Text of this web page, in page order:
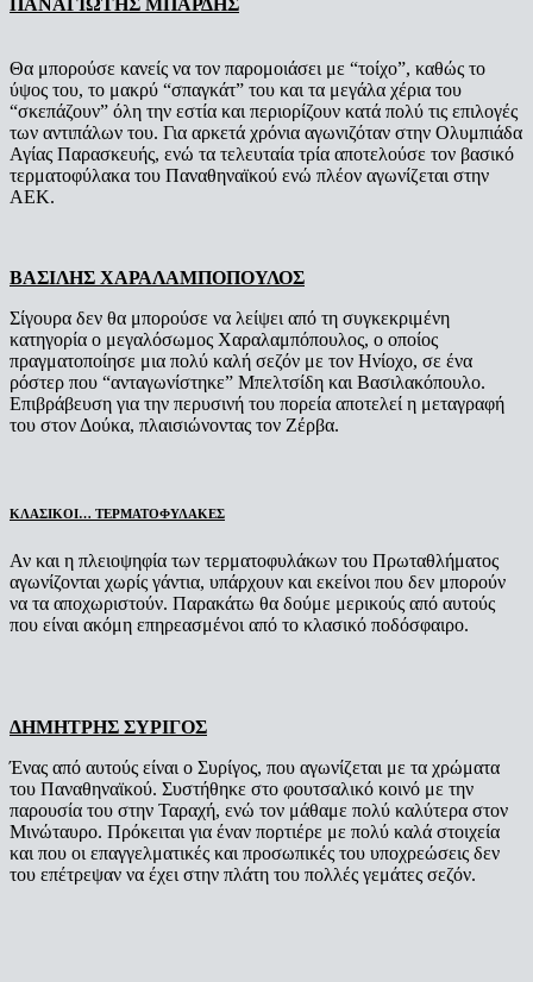
ΠΑΝΑΓΙΩΤΗΣ ΜΠΑΡΔΗΣ
Θα μπορούσε κανείς να τον παρομοιάσει με “τοίχο”, καθώς το
ύψος του, το μακρύ “σπαγκάτ” του και τα μεγάλα χέρια του
“σκεπάζουν” όλη την εστία και περιορίζουν κατά πολύ τις επιλογές
των αντιπάλων του. Για αρκετά χρόνια αγωνιζόταν στην Ολυμπιάδα
Αγίας Παρασκευής, ενώ τα τελευταία τρία αποτελoύσε τον βασικό
τερματοφύλακα του Παναθηναϊκού ενώ πλέον αγωνίζεται στην
ΑΕΚ.
ΒΑΣΙΛΗΣ ΧΑΡΑΛΑΜΠΟΠΟΥΛΟΣ
Σίγουρα δεν θα μπορούσε να λείψει από τη συγκεκριμένη
κατηγορία ο μεγαλόσωμος Χαραλαμπόπουλος, ο οποίος
πραγματοποίησε μια πολύ καλή σεζόν με τον Ηνίοχο, σε ένα
ρόστερ που “ανταγωνίστηκε” Μπελτσίδη και Βασιλακόπουλο.
Επιβράβευση για την περυσινή του πορεία αποτελεί η μεταγραφή
του στον Δούκα, πλαισιώνοντας τον Ζέρβα.
ΚΛΑΣΙΚΟΙ… ΤΕΡΜΑΤΟΦΥΛΑΚΕΣ
Αν και η πλειοψηφία των τερματοφυλάκων του Πρωταθλήματος
αγωνίζονται χωρίς γάντια, υπάρχουν και εκείνοι που δεν μπορούν
να τα αποχωριστούν. Παρακάτω θα δούμε μερικούς από αυτούς
που είναι ακόμη επηρεασμένοι από το κλασικό ποδόσφαιρο.
ΔΗΜΗΤΡΗΣ ΣΥΡΙΓΟΣ
Ένας από αυτούς είναι ο Συρίγος, που αγωνίζεται με τα χρώματα
του Παναθηναϊκού. Συστήθηκε στο φουτσαλικό κοινό με την
παρουσία του στην Ταραχή, ενώ τον μάθαμε πολύ καλύτερα στον
Μινώταυρο. Πρόκειται για έναν πορτιέρε με πολύ καλά στοιχεία
και που οι επαγγελματικές και προσωπικές του υποχρεώσεις δεν
του επέτρεψαν να έχει στην πλάτη του πολλές γεμάτες σεζόν.